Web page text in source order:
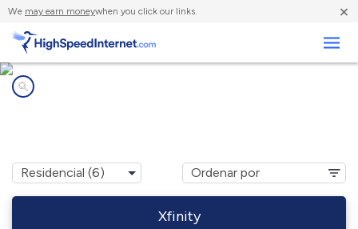
We may earn moneywhen you click our links. ×
Xfinity